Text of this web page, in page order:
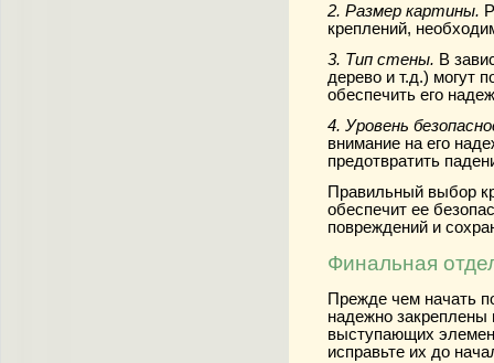
2. Размер картины.
креплений,
3. Тип стены. В
дерево и т.д.) могут
обеспечить его
4. Уровень
внимание на его
предотвратить
Правильный выбор
обеспечит ее
повреждений и
Финальная
Прежде чем начать
надежно закреплены
выступающих
исправьте их до